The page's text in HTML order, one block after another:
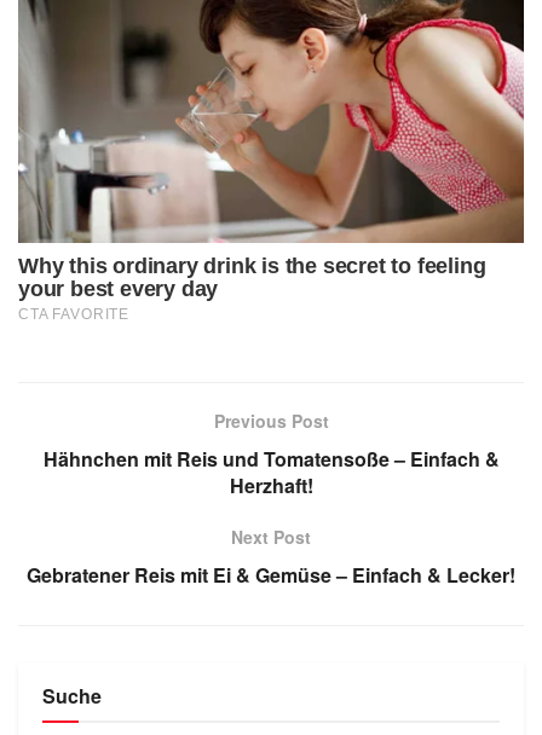
Previous Post
Hähnchen mit Reis und Tomatensoße – Einfach &
Herzhaft!
Next Post
Gebratener Reis mit Ei & Gemüse – Einfach & Lecker!
Suche